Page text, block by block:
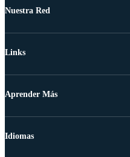
Nuestra Red
Links
Aprender Más
Idiomas